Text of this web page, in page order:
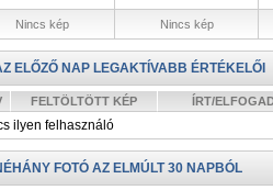
Nincs kép Nincs kép
ELŐZŐ NAP LEGAKTÍVABB ÉRTÉKELŐI
FELTÖLTÖTT KÉP ÍRT/
ilyen felhasználó
FOTÓ AZ ELMÚLT 30 NAPBÓL